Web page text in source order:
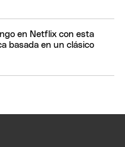
en Netflix con esta
basada en un clásico